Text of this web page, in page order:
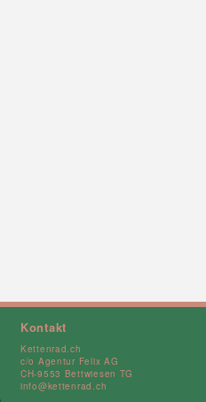
Kontakt
Kettenrad.ch
c/o Agentur Felix AG
CH-9553 Bettwiesen TG
info@kettenrad.ch